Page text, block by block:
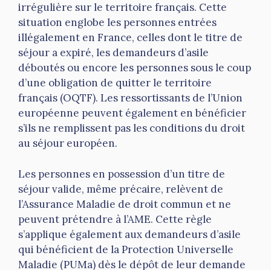
irrégulière sur le territoire français. Cette
situation englobe les personnes entrées
illégalement en France, celles dont le titre de
séjour a expiré, les demandeurs d’asile
déboutés ou encore les personnes sous le coup
d’une obligation de quitter le territoire
français (OQTF). Les ressortissants de l’Union
européenne peuvent également en bénéficier
s’ils ne remplissent pas les conditions du droit
au séjour européen.
Les personnes en possession d’un titre de
séjour valide, même précaire, relèvent de
l’Assurance Maladie de droit commun et ne
peuvent prétendre à l’AME. Cette règle
s’applique également aux demandeurs d’asile
qui bénéficient de la Protection Universelle
Maladie (PUMa) dès le dépôt de leur demande